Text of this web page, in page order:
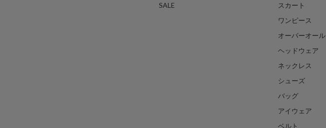
SALE
スカート
ワンピース
オーバーオール
ヘッドウェア
ネックレス
シューズ
バッグ
アイウェア
ベルト